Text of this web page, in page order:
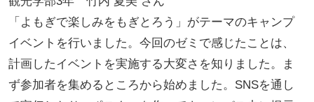
「よもぎで楽しみをもぎとろう」がテーマのキャンプ
イベントを行いました。今回のゼミで感じたことは、
計画したイベントを実施する大変さを知りました。ま
ず参加者を集めるところから始めました。SNSを通し